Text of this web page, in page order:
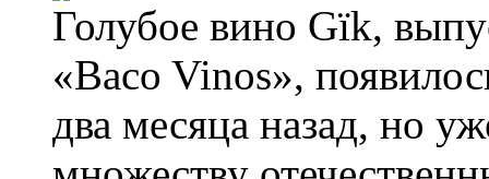
Голубое вино Gïk,
«Baco Vinos»,
два месяца назад, но